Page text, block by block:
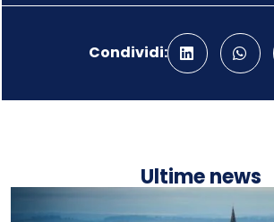
Condividi:
Ultime news